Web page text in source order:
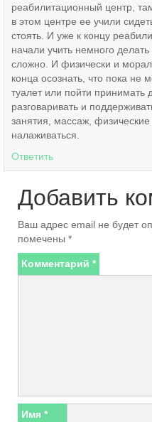
реабилитационный центр,
в этом центре ее учили
стоять. И уже к концу
начали учить немного
сложно. И физически и
конца осознать, что пока не
туалет или пойти принимать
разговаривать и
занятия, массаж,
налаживаться.
Ответить
Добавить
Ваш адрес email не будет
помечены *
Комментарий *
Имя *